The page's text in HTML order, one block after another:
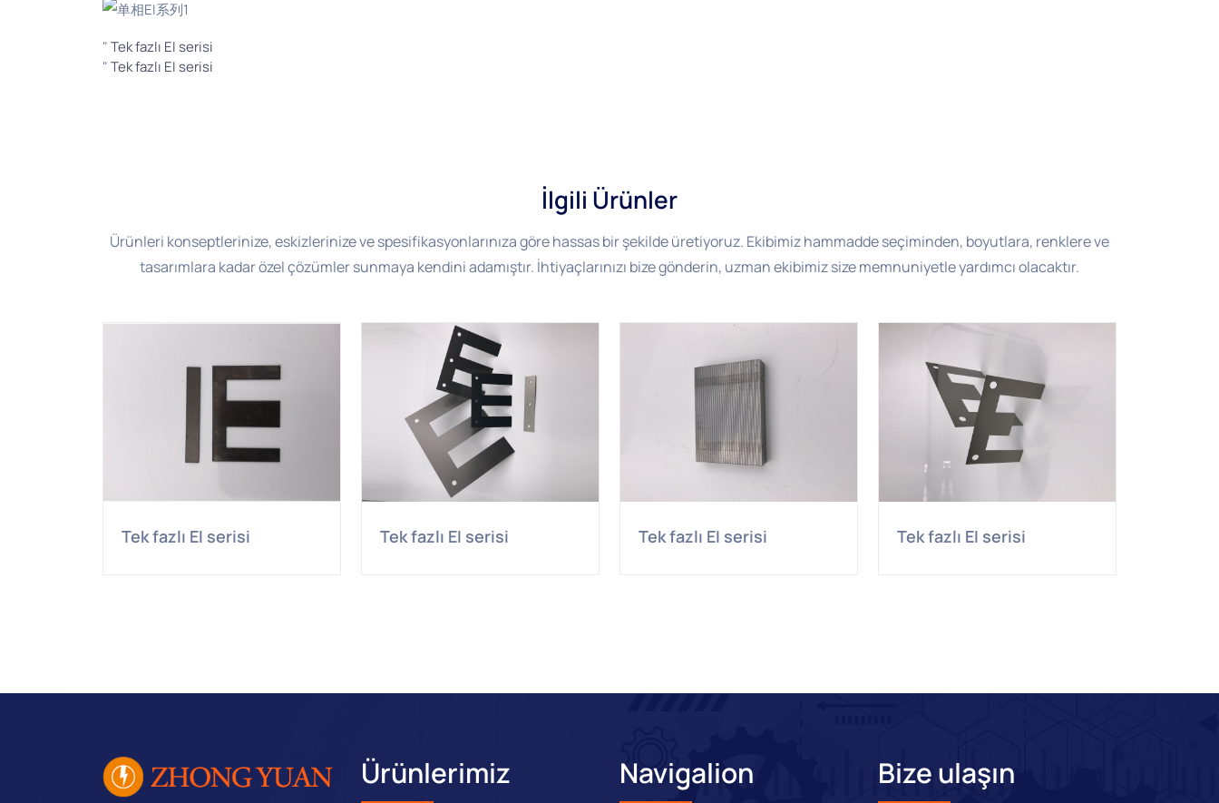
"Tek fazlı EI serisi
"Tek fazlı EI serisi
İlgili Ürünler
Ürünleri konseptlerinize, eskizlerinize ve spesifikasyonlarınıza göre hassas bir şekilde üretiyoruz. Ekibimiz hammadde seçiminden, boyutlara, renklere ve
tasarımlara kadar özel çözümler sunmaya kendini adamıştır. İhtiyaçlarınızı bize gönderin, uzman ekibimiz size memnuniyetle yardımcı olacaktır.
Tek fazlı EI serisi Tek fazlı EI serisi Tek fazlı EI serisi Tek fazlı EI serisi
Ürünlerimiz Navigalion Bize ulaşın